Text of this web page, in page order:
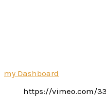
my Dashboard
https://vimeo.com/